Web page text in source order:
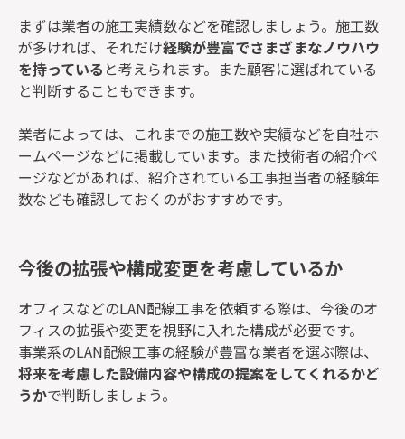
まずは業者の施工実績数などを確認しましょう。施工数
が多ければ、それだけ経験が豊富でさまざまなノウハウ
を持っている と考えられます。また顧客に選ばれている
と判断することもできます。
業者によっては、これまでの施工数や実績などを自社ホ
ームページなどに掲載しています。また技術者の紹介ペ
ージなどがあれば、紹介されている工事担当者の経験年
数なども確認しておくのがおすすめです。
今後の拡張や構成変更を考慮しているか
オフィスなどのLAN配線工事を依頼する際は、今後のオ
フィスの拡張や変更を視野に入れた構成が必要です。
事業系のLAN配線工事の経験が豊富な業者を選ぶ際は、
将来を考慮した設備内容や構成の提案をしてくれるかど
うかで判断しましょう。